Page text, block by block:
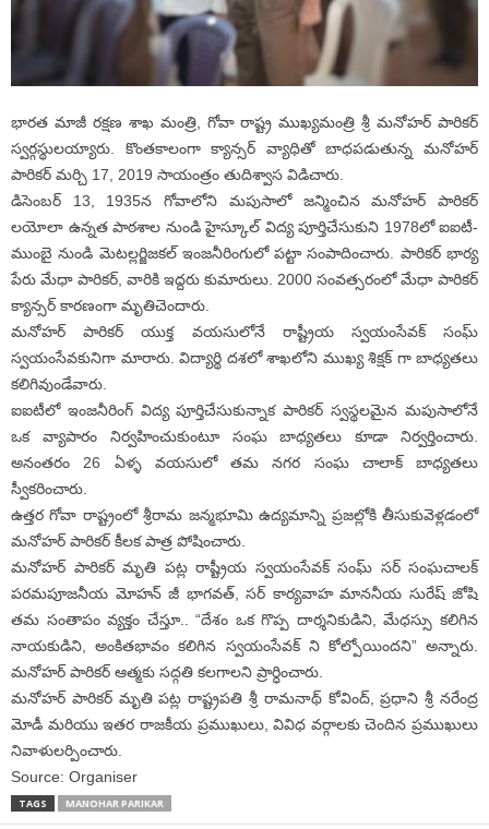
భారత మాజీ రక్షణ శాఖ మంత్రి, గోవా రాష్ట్ర ముఖ్యమంత్రి శ్రీ మనోహర్ పారికర్
స్వర్గస్థులయ్యారు. కొంతకాలంగా క్యాన్సర్ వ్యాధితో బాధపడుతున్న మనోహర్
పారికర్ మర్చి 17, 2019 సాయంత్రం తుదిశ్వాస విడిచారు.
డిసెంబర్ 13, 1935న గోవాలోని మపుసాలో జన్మించిన మనోహర్ పారికర్
లయోలా ఉన్నత పాఠశాల నుండి హైస్కూల్ విద్య పూర్తిచేసుకుని 1978లో ఐఐటీ-
ముంబై నుండి మెటల్లర్జిజకల్ ఇంజనీరింగులో పట్టా సంపాదించారు. పారికర్ భార్య
పేరు మేధా పారికర్, వారికి ఇద్దరు కుమారులు. 2000 సంవత్సరంలో మేధా పారికర్
క్యాన్సర్ కారణంగా మృతిచెందారు.
మనోహర్ పారికర్ యుక్త వయసులోనే రాష్ట్రీయ స్వయంసేవక్ సంఘ్
స్వయంసేవకునిగా మారారు. విద్యార్థి దశలో శాఖలోని ముఖ్య శిక్షక్ గా బాధ్యతలు
కలిగివుండేవారు.
ఐఐటీలో ఇంజనీరింగ్ విద్య పూర్తిచేసుకున్నాక పారికర్ స్వస్థలమైన మపుసాలోనే
ఒక వ్యాపారం నిర్వహించుకుంటూ సంఘ బాధ్యతలు కూడా నిర్వర్తించారు.
అనంతరం 26 ఏళ్ళ వయసులో తమ నగర సంఘ చాలాక్ బాధ్యతలు
స్వీకరించారు.
ఉత్తర గోవా రాష్ట్రంలో శ్రీరామ జన్మభూమి ఉద్యమాన్ని ప్రజల్లోకి తీసుకువెళ్లడంలో
మనోహర్ పారికర్ కీలక పాత్ర పోషించారు.
మనోహర్ పారికర్ మృతి పట్ల రాష్ట్రీయ స్వయంసేవక్ సంఘ్ సర్ సంఘచాలక్
పరమపూజనీయ మోహన్ జీ భాగవత్, సర్ కార్యవాహ మాననీయ సురేష్ జోషి
తమ సంతాపం వ్యక్తం చేస్తూ.. “దేశం ఒక గొప్ప దార్శనికుడిని, మేధస్సు కలిగిన
నాయకుడిని, అంకితభావం కలిగిన స్వయంసేవక్ ని కోల్పోయిందని” అన్నారు.
మనోహర్ పారికర్ ఆత్మకు సద్గతి కలగాలని ప్రార్ధించారు.
మనోహర్ పారికర్ మృతి పట్ల రాష్ట్రపతి శ్రీ రామనాథ్ కోవింద్, ప్రధాని శ్రీ నరేంద్ర
మోడీ మరియు ఇతర రాజకీయ ప్రముఖులు, వివిధ వర్గాలకు చెందిన ప్రముఖులు
నివాళులర్పించారు.
Source: Organiser
TAGS MANOHAR PARIKAR